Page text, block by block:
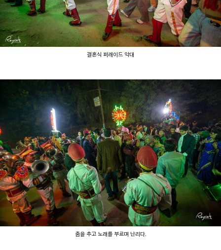
결혼식 퍼래이드 악대
춤을 추고 노래를 부르며 난리다.